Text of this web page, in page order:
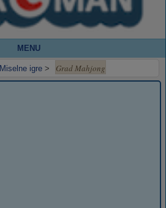
MENU
Miselne igre > Grad Mahjong